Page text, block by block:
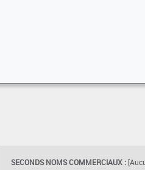
SECONDS NOMS COMMERCIAUX :